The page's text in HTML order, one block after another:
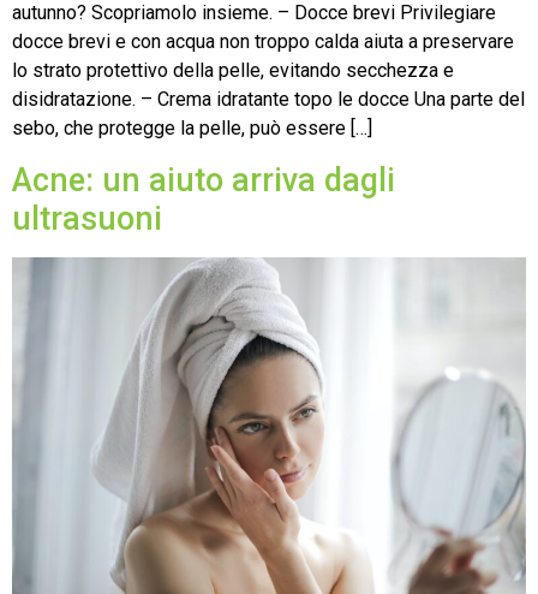
autunno? Scopriamolo insieme. – Docce brevi Privilegiare
docce brevi e con acqua non troppo calda aiuta a preservare
lo strato protettivo della pelle, evitando secchezza e
disidratazione. – Crema idratante topo le docce Una parte del
sebo, che protegge la pelle, può essere […]
Acne: un aiuto arriva dagli
ultrasuoni